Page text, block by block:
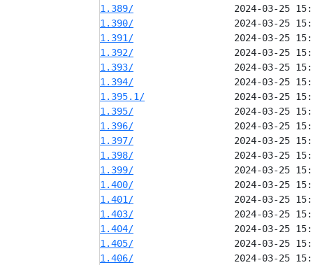
1.389/
1.390/
1.391/
1.392/
1.393/
1.394/
1.395.1/
1.395/
1.396/
1.397/
1.398/
1.399/
1.400/
1.401/
1.403/
1.404/
1.405/
1.406/